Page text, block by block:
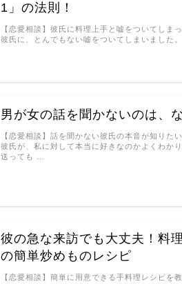
1」の法則！
【恋愛相談】彼氏に料理上手と嘘をついてしま
彼氏に、とんでもない嘘をついてしまいました
男が女の話を聞かないのは、
【恋愛相談】話を聞かない彼氏の本音が知りた
彼氏が、私に対して本当に好きなのかよくわか
送っても …
彼の急な来訪でも大丈夫！料
の簡単炒めものレシピ
【恋愛相談】簡単に用意できる手料理レシピを